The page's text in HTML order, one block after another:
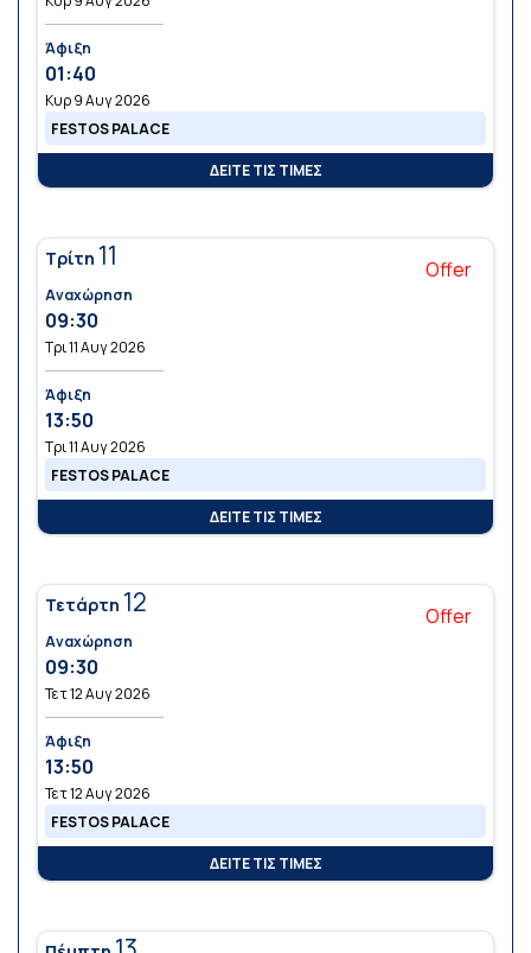
Άφιξη
01:40
Κυρ 9 Αυγ 2026
FESTOS PALACE
ΔΕΙΤΕ ΤΙΣ ΤΙΜΕΣ
Offer
Τρίτη 11
Αναχώρηση
09:30
Τρι 11 Αυγ 2026
Άφιξη
13:50
Τρι 11 Αυγ 2026
FESTOS PALACE
ΔΕΙΤΕ ΤΙΣ ΤΙΜΕΣ
Offer
Τετάρτη 12
Αναχώρηση
09:30
Τετ 12 Αυγ 2026
Άφιξη
13:50
Τετ 12 Αυγ 2026
FESTOS PALACE
ΔΕΙΤΕ ΤΙΣ ΤΙΜΕΣ